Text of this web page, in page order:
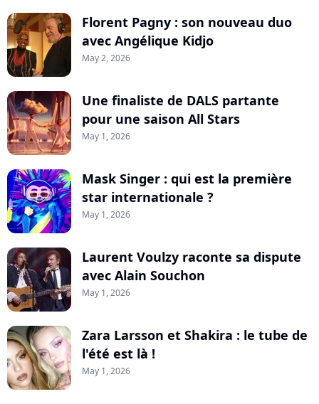
Florent Pagny : son nouveau duo
avec Angélique Kidjo
May 2, 2026
Une finaliste de DALS partante
pour une saison All Stars
May 1, 2026
Mask Singer : qui est la première
star internationale ?
May 1, 2026
Laurent Voulzy raconte sa dispute
avec Alain Souchon
May 1, 2026
Zara Larsson et Shakira : le tube de
l'été est là !
May 1, 2026